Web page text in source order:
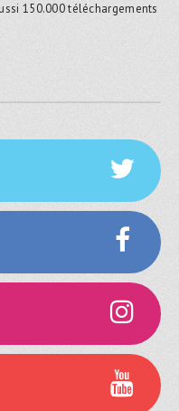
150.000 téléchargements